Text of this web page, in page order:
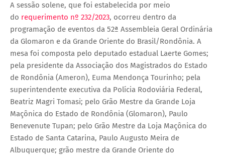
A sessão solene, que foi estabelecida por meio
do requerimento nº 232/2023, ocorreu dentro da
programação de eventos da 52ª Assembleia Geral Ordinária
da Glomaron e da Grande Oriente do Brasil/Rondônia. A
mesa foi composta pelo deputado estadual Laerte Gomes;
pela presidente da Associação dos Magistrados do Estado
de Rondônia (Ameron), Euma Mendonça Tourinho; pela
superintendente executiva da Polícia Rodoviária Federal,
Beatriz Magri Tomasi; pelo Grão Mestre da Grande Loja
Maçônica do Estado de Rondônia (Glomaron), Paulo
Benevenute Tupan; pelo Grão Mestre da Loja Maçônica do
Estado de Santa Catarina, Paulo Augusto Meira de
Albuquerque; grão mestre da Grande Oriente do